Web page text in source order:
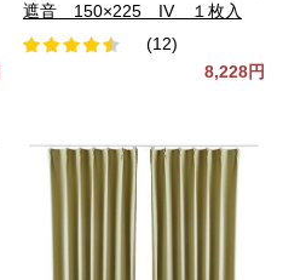
遮音 150×225 IV １枚入
(12)
8,228円